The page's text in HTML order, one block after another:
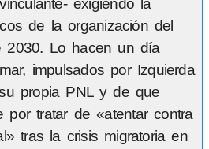
exigiendo la
de la organización del
2030. Lo hacen un día
impulsados por Izquierda
propia PNL y de que
por tratar de «atentar contra
tras la crisis migratoria en